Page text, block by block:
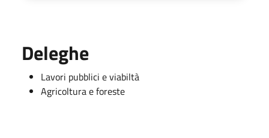
Deleghe
Lavori pubblici e viabiltà
Agricoltura e foreste